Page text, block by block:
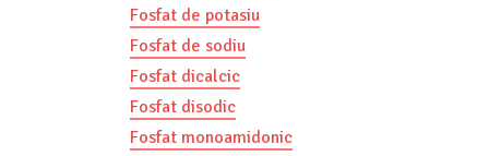
Fosfat de potasiu
Fosfat de sodiu
Fosfat dicalcic
Fosfat disodic
Fosfat monoamidonic